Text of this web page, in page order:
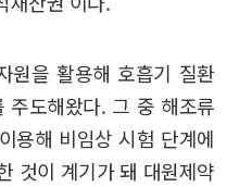
원을 활용해 호흡기 질환
주도해왔다. 그 중 해조류
용해 비임상 시험 단계에
것이 계기가 돼 대원제약